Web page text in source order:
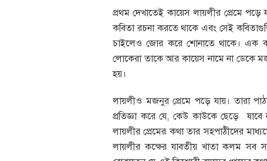
প্রথম দেখাতেই কায়েস লায়লীর প্রেমে
কবিতা রচনা করতে থাকে এবং সেই
চাইলেও জোর করে শোনাতে থাকে। এক
লোকেরা তাকে আর কায়েস নামে না ডেকে
হয়।
লায়লীও মজনুর প্রেমে পড়ে যায়। তারা
প্রতিজ্ঞা করে যে, কেউ কাউকে ছেড়ে
লায়লীর প্রেমের কথা তার সহপাঠীদের
লায়লীর কক্ষের যাবতীয় খাতা কলম সব